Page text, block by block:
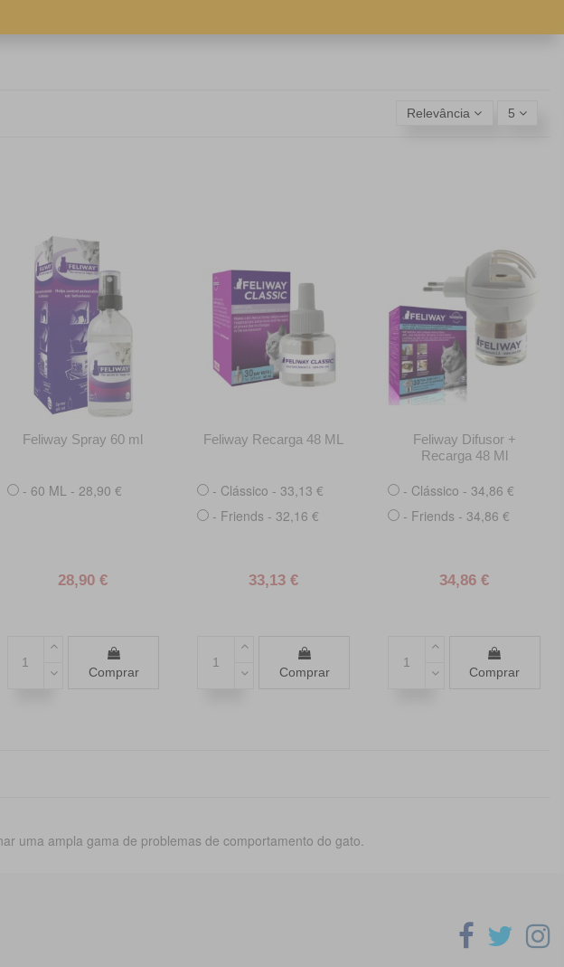
Relevância 5
Feliway Spray 60 ml
- 60 ML - 28,90 €
28,90 €
Comprar
Feliway Recarga 48 ML
- Clássico - 33,13 €
- Friends - 32,16 €
33,13 €
Comprar
Feliway Difusor +
Recarga 48 Ml
- Clássico - 34,86 €
- Friends - 34,86 €
34,86 €
Comprar
uma ampla gama de problemas de comportamento do gato.